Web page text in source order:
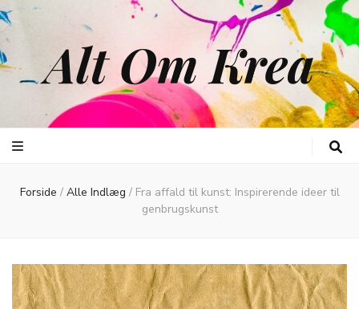
Alt Om Krea
Forside / Alle Indlæg / Fra affald til kunst: Inspirerende ideer til
genbrugskunst